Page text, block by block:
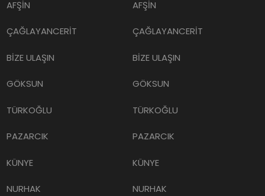
AFŞİN
ÇAĞLAYANCERİT
BİZE ULAŞIN
GÖKSUN
TÜRKOĞLU
PAZARCIK
KÜNYE
NURHAK
AFŞİN
ÇAĞLAYANCERİT
BİZE ULAŞIN
GÖKSUN
TÜRKOĞLU
PAZARCIK
KÜNYE
NURHAK